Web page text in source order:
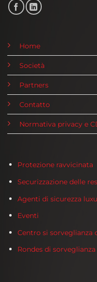
Home
Società
Partners
Contatto
Normativa privacy e
Protezione ravvicinata
Securizzazione delle
Agenti di sicurezza
Eventi
Centro si sorveglianza
Rondes di